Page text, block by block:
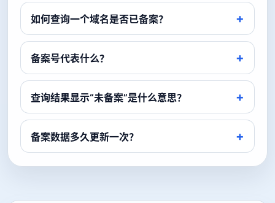
如何查询一个域名是否已备案？
备案号代表什么？
查询结果显示“未备案”是什么意思？
备案数据多久更新一次？